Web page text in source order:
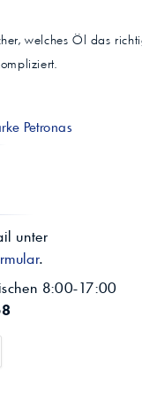
welches Öl das
Petronas
unter
.
8:00-17:00